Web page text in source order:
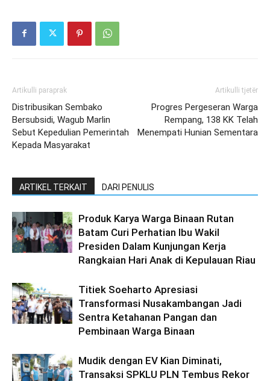
Artikulli paraprak
Distribusikan Sembako
Bersubsidi, Wagub Marlin
Sebut Kepedulian Pemerintah
Kepada Masyarakat
Artikulli tjetër
Progres Pergeseran Warga
Rempang, 138 KK Telah
Menempati Hunian Sementara
ARTIKEL TERKAIT DARI PENULIS
Produk Karya Warga Binaan Rutan
Batam Curi Perhatian Ibu Wakil
Presiden Dalam Kunjungan Kerja
Rangkaian Hari Anak di Kepulauan Riau
Titiek Soeharto Apresiasi
Transformasi Nusakambangan Jadi
Sentra Ketahanan Pangan dan
Pembinaan Warga Binaan
Mudik dengan EV Kian Diminati,
Transaksi SPKLU PLN Tembus Rekor